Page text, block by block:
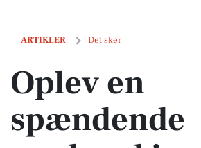
ARTIKLER Det sker
Oplev en spændende weekend i
Oplev en
spændende